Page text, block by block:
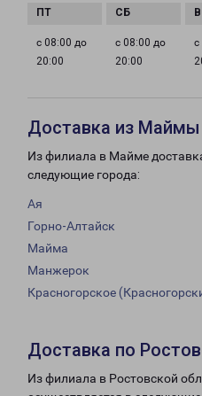
с 08:00 до
20:00
с 08:00 до
20:00
с
Доставка из Маймы
Из филиала в Майме
следующие города:
Ая
Горно-Алтайск
Майма
Манжерок
Красногорское
Доставка по
Из филиала в Ростовской